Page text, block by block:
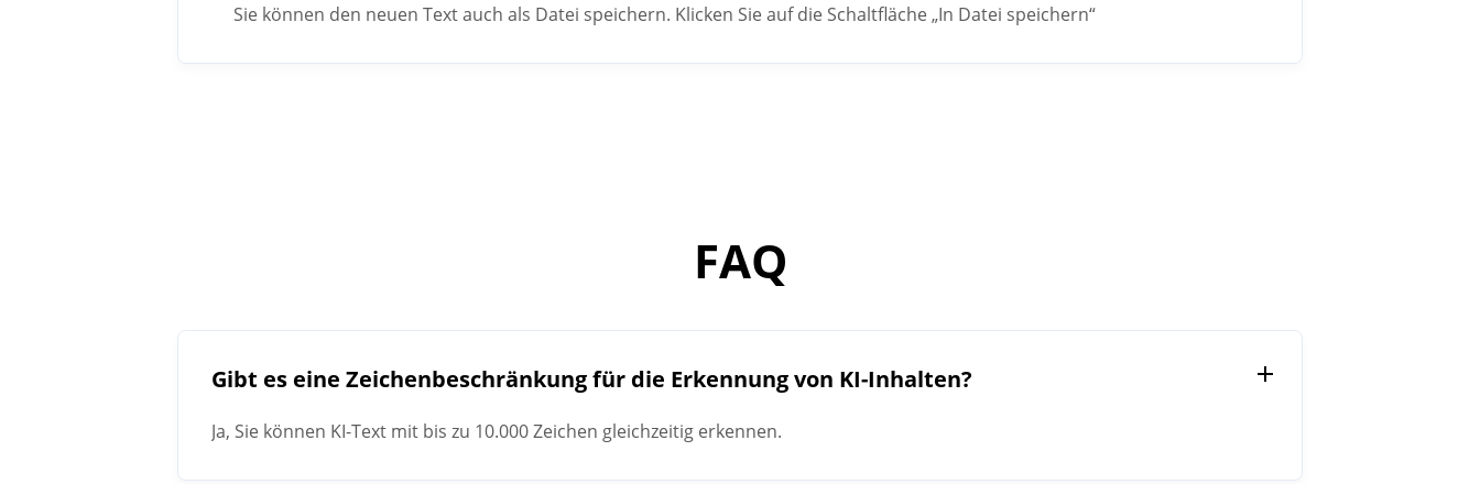
Sie können den neuen Text auch als Datei speichern. Klicken Sie auf die Schaltfläche „In Datei speichern“
FAQ
Gibt es eine Zeichenbeschränkung für die Erkennung von KI-Inhalten?
Ja, Sie können KI-Text mit bis zu 10.000 Zeichen gleichzeitig erkennen.